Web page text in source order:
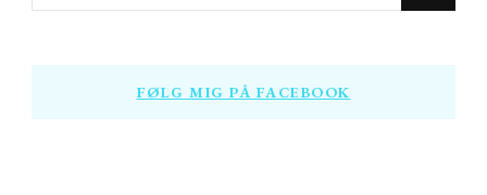
FØLG MIG PÅ FACEBOOK